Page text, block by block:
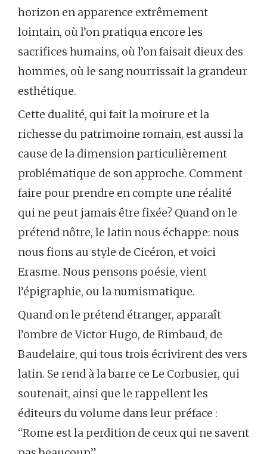
horizon en apparence extrêmement
lointain, où l’on pratiqua encore les
sacrifices humains, où l’on faisait dieux des
hommes, où le sang nourrissait la grandeur
esthétique.
Cette dualité, qui fait la moirure et la
richesse du patrimoine romain, est aussi la
cause de la dimension particulièrement
problématique de son approche. Comment
faire pour prendre en compte une réalité
qui ne peut jamais être fixée? Quand on le
prétend nôtre, le latin nous échappe: nous
nous fions au style de Cicéron, et voici
Erasme. Nous pensons poésie, vient
l’épigraphie, ou la numismatique.
Quand on le prétend étranger, apparaît
l’ombre de Victor Hugo, de Rimbaud, de
Baudelaire, qui tous trois écrivirent des vers
latin. Se rend à la barre ce Le Corbusier, qui
soutenait, ainsi que le rappellent les
éditeurs du volume dans leur préface :
“Rome est la perdition de ceux qui ne savent